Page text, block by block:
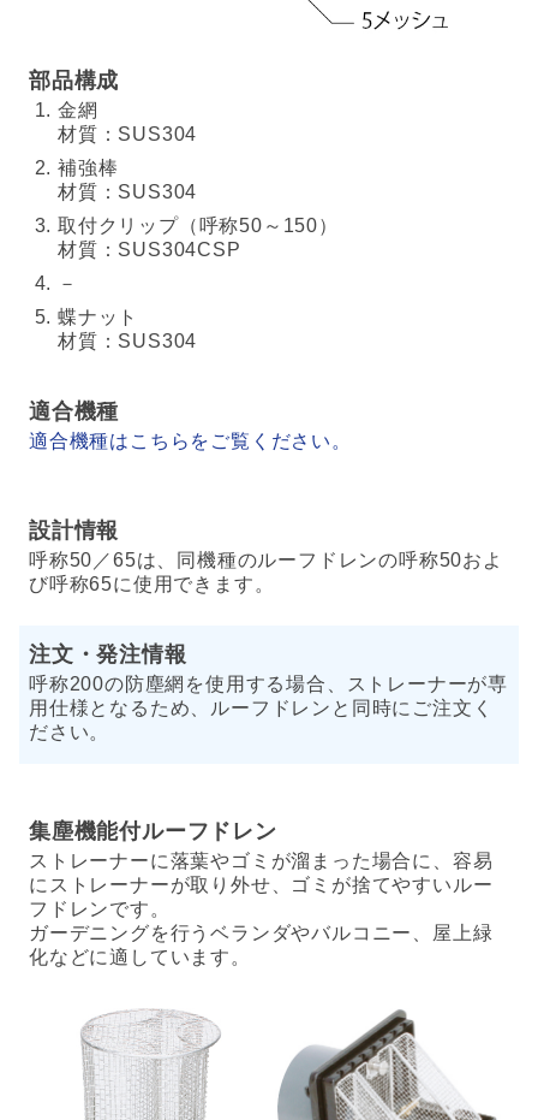
部品構成
金網
材質：SUS304
補強棒
材質：SUS304
取付クリップ（呼称50～150）
材質：SUS304CSP
－
蝶ナット
材質：SUS304
適合機種
適合機種はこちらをご覧ください。
設計情報
呼称50／65は、同機種のルーフドレンの呼称50およ
び呼称65に使用できます。
注文・発注情報
呼称200の防塵網を使用する場合、ストレーナーが専
用仕様となるため、ルーフドレンと同時にご注文く
ださい。
集塵機能付ルーフドレン
ストレーナーに落葉やゴミが溜まった場合に、容易
にストレーナーが取り外せ、ゴミが捨てやすいルー
フドレンです。
ガーデニングを行うベランダやバルコニー、屋上緑
化などに適しています。